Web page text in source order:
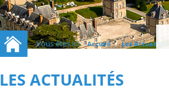
Vous êtes ici : Accueil /Les Actualités
LES ACTUALITÉS